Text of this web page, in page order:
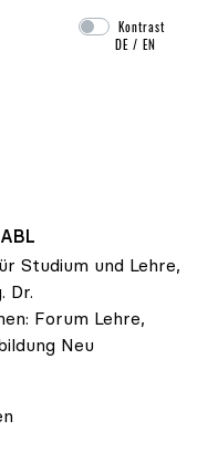
Navigation überspringen
Kontrast
DE /EN
Studium und Lehre,
Dr.
Forum Lehre,
Neu